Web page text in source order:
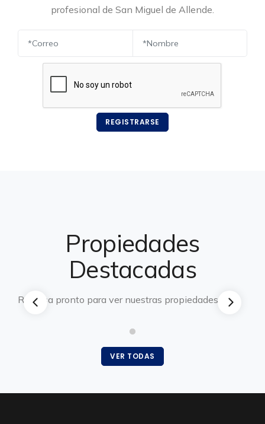
profesional de San Miguel de Allende.
REGISTRARSE
Propiedades
Destacadas
Regresa pronto para ver nuestras propiedades.
VER TODAS